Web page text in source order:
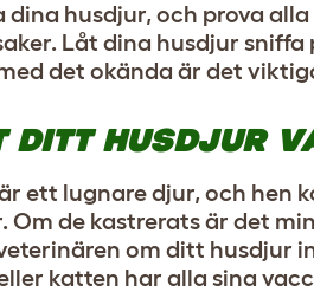
dina husdjur, och prova
Låt dina husdjur
det okända är det
DITT HUSDJUR
ett lugnare djur, och hen
de kastrerats är det
om ditt husdjur
katten har alla sina